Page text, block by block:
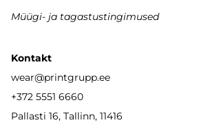
Müügi- ja tagastustingimused
Kontakt
wear@printgrupp.ee
+372 5551 6660
Pallasti 16, Tallinn, 11416